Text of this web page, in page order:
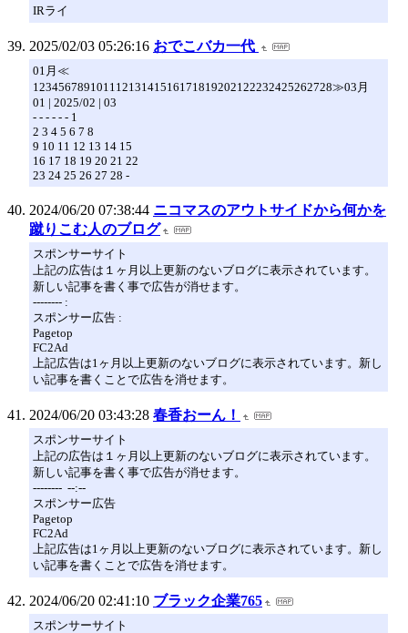
IRライ
2025/02/03 05:26:16 おでこバカ一代
01月≪
12345678910111213141516171819202122232425262728≫03月
01 | 2025/02 | 03
- - - - - - 1
2 3 4 5 6 7 8
9 10 11 12 13 14 15
16 17 18 19 20 21 22
23 24 25 26 27 28 -
2024/06/20 07:38:44 ニコマスのアウトサイドから何かを
蹴りこむ人のブログ
スポンサーサイト
上記の広告は１ヶ月以上更新のないブログに表示されています。
新しい記事を書く事で広告が消せます。
-------- :
スポンサー広告 :
Pagetop
FC2Ad
上記広告は1ヶ月以上更新のないブログに表示されています。新し
い記事を書くことで広告を消せます。
2024/06/20 03:43:28 春香おーん！
スポンサーサイト
上記の広告は１ヶ月以上更新のないブログに表示されています。
新しい記事を書く事で広告が消せます。
-------- --:--
スポンサー広告
Pagetop
FC2Ad
上記広告は1ヶ月以上更新のないブログに表示されています。新し
い記事を書くことで広告を消せます。
2024/06/20 02:41:10 ブラック企業765
スポンサーサイト